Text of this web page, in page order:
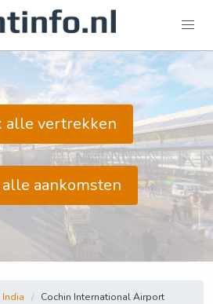
alle vertrekken
aankomsten
India Cochin International Airport